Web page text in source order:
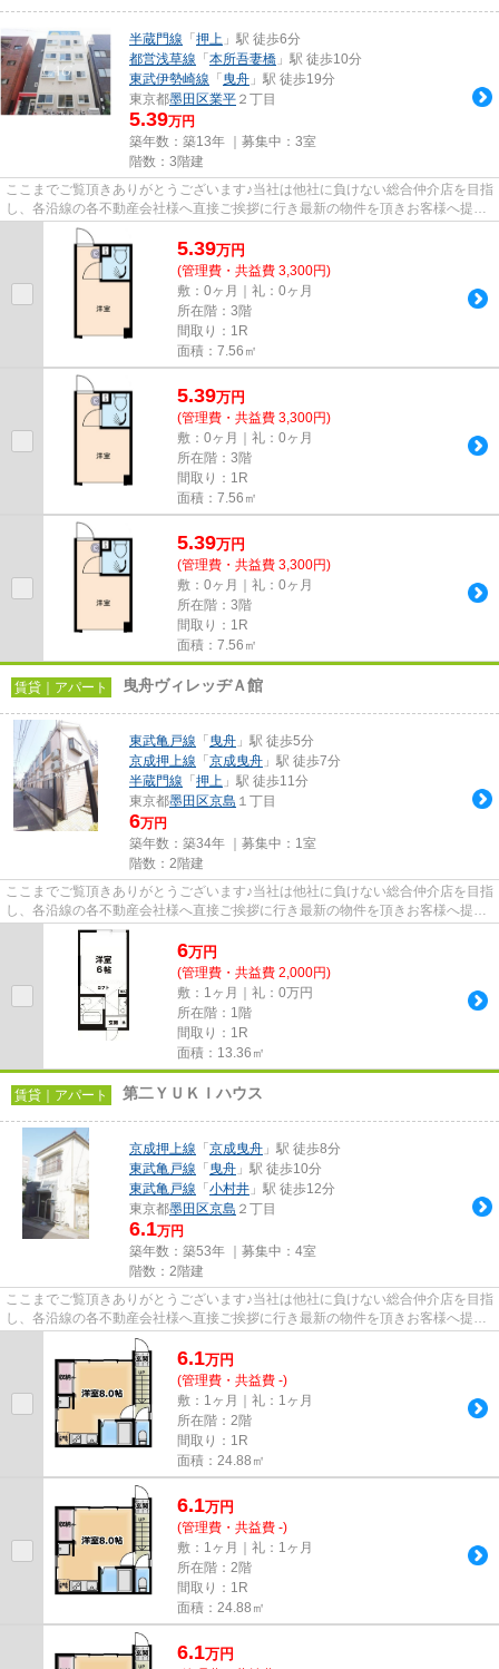
半蔵門線 「 押上 」駅 徒歩6分
都営浅草線 「 本所吾妻橋 」駅 徒歩10分
東武伊勢崎線 「 曳舟 」駅 徒歩19分
東京都墨田区業平 ２丁目
5.39万円
築年数：築13年 ｜募集中： 3室
階数：3階建
ここまでご覧頂きありがとうございます♪当社は他社に負けない総合仲介店を目指
し、各沿線の各不動産会社様へ直接ご挨拶に行き最新の物件を頂きお客様へ提供
しております！最新の情報は...
5.39万円
(管理費・共益費 3,300円)
敷：0ヶ月｜礼：0ヶ月
所在階：3階
間取り：1R
面積：7.56㎡
5.39万円
(管理費・共益費 3,300円)
敷：0ヶ月｜礼：0ヶ月
所在階：3階
間取り：1R
面積：7.56㎡
5.39万円
(管理費・共益費 3,300円)
敷：0ヶ月｜礼：0ヶ月
所在階：3階
間取り：1R
面積：7.56㎡
賃貸｜アパート 曳舟ヴィレッヂＡ館
東武亀戸線 「 曳舟 」駅 徒歩5分
京成押上線 「 京成曳舟 」駅 徒歩7分
半蔵門線 「 押上 」駅 徒歩11分
東京都墨田区京島 １丁目
6万円
築年数：築34年 ｜募集中： 1室
階数：2階建
ここまでご覧頂きありがとうございます♪当社は他社に負けない総合仲介店を目指
し、各沿線の各不動産会社様へ直接ご挨拶に行き最新の物件を頂きお客様へ提供
しております！最新の情報は...
6万円
(管理費・共益費 2,000円)
敷：1ヶ月｜礼：0万円
所在階：1階
間取り：1R
面積：13.36㎡
賃貸｜アパート 第二ＹＵＫＩハウス
京成押上線 「 京成曳舟 」駅 徒歩8分
東武亀戸線 「 曳舟 」駅 徒歩10分
東武亀戸線 「 小村井 」駅 徒歩12分
東京都墨田区京島 ２丁目
6.1万円
築年数：築53年 ｜募集中： 4室
階数：2階建
ここまでご覧頂きありがとうございます♪当社は他社に負けない総合仲介店を目指
し、各沿線の各不動産会社様へ直接ご挨拶に行き最新の物件を頂きお客様へ提供
しております！最新の情報は...
6.1万円
(管理費・共益費 -)
敷：1ヶ月｜礼：1ヶ月
所在階：2階
間取り：1R
面積：24.88㎡
6.1万円
(管理費・共益費 -)
敷：1ヶ月｜礼：1ヶ月
所在階：2階
間取り：1R
面積：24.88㎡
6.1万円